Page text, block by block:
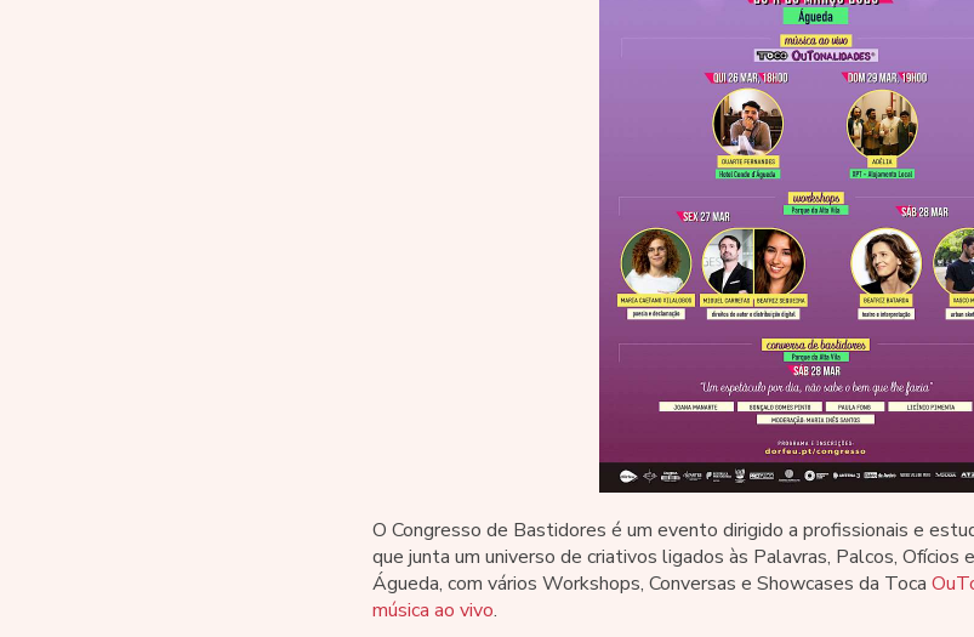
O Congresso de Bastidores é um evento dirigido a profissionais e
que junta um universo de criativos ligados às Palavras, Palcos, Ofícios
Águeda, com vários Workshops, Conversas e Showcases da Toca
música ao vivo.